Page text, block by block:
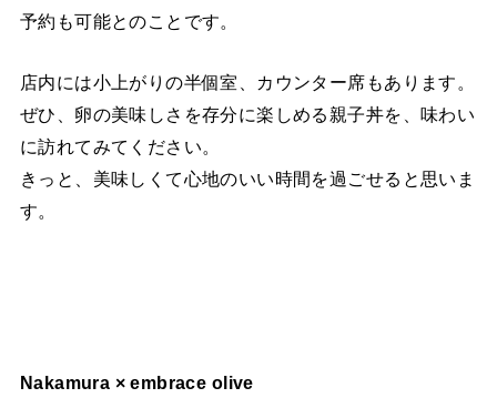
予約も可能とのことです。
店内には小上がりの半個室、カウンター席もあります。
ぜひ、卵の美味しさを存分に楽しめる親子丼を、味わい
に訪れてみてください。
きっと、美味しくて心地のいい時間を過ごせると思いま
す。
Nakamura × embrace olive